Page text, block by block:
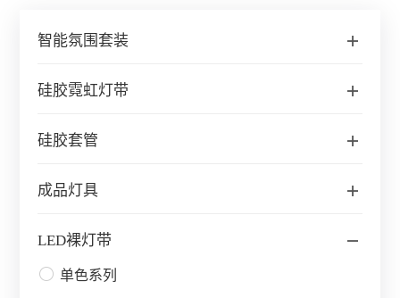
智能氛围套装
硅胶霓虹灯带
硅胶套管
成品灯具
LED裸灯带
单色系列